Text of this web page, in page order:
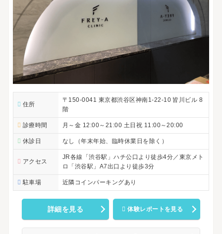
住所
〒150-0041 東京都渋谷区神南1-22-10 皆川ビル 8
階
診療時間 月～金 12:00～21:00 土日祝 11:00～20:00
休診日 なし（年末年始、臨時休業日を除く）
アクセス
JR各線「渋谷駅」ハチ公口より徒歩4分／東京メト
ロ「渋谷駅」A7出口より徒歩3分
駐車場 近隣コインパーキングあり
詳細を見る 体験レポートを見る